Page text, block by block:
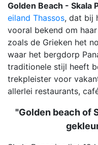
Golden Beach - Skala
eiland Thassos, dat bij
vooral bekend om
zoals de Grieken het
waar het bergdorp
traditionele stijl heeft
trekpleister voor
allerlei restaurants,
"Golden beach of